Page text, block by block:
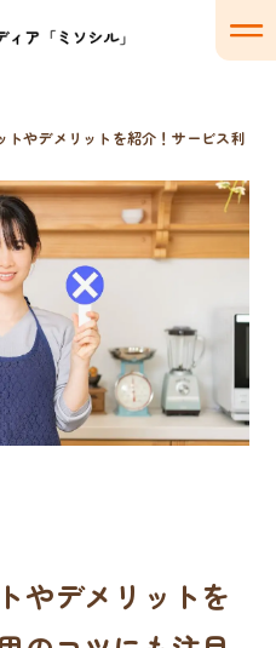
トやデメリットを紹介！サービス利
やデメリットを